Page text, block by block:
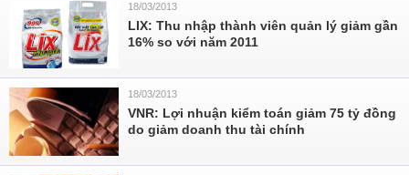
18/03/2013
LIX: Thu nhập thành viên quản lý giảm gần
16% so với năm 2011
18/03/2013
VNR: Lợi nhuận kiểm toán giảm 75 tỷ đồng
do giảm doanh thu tài chính